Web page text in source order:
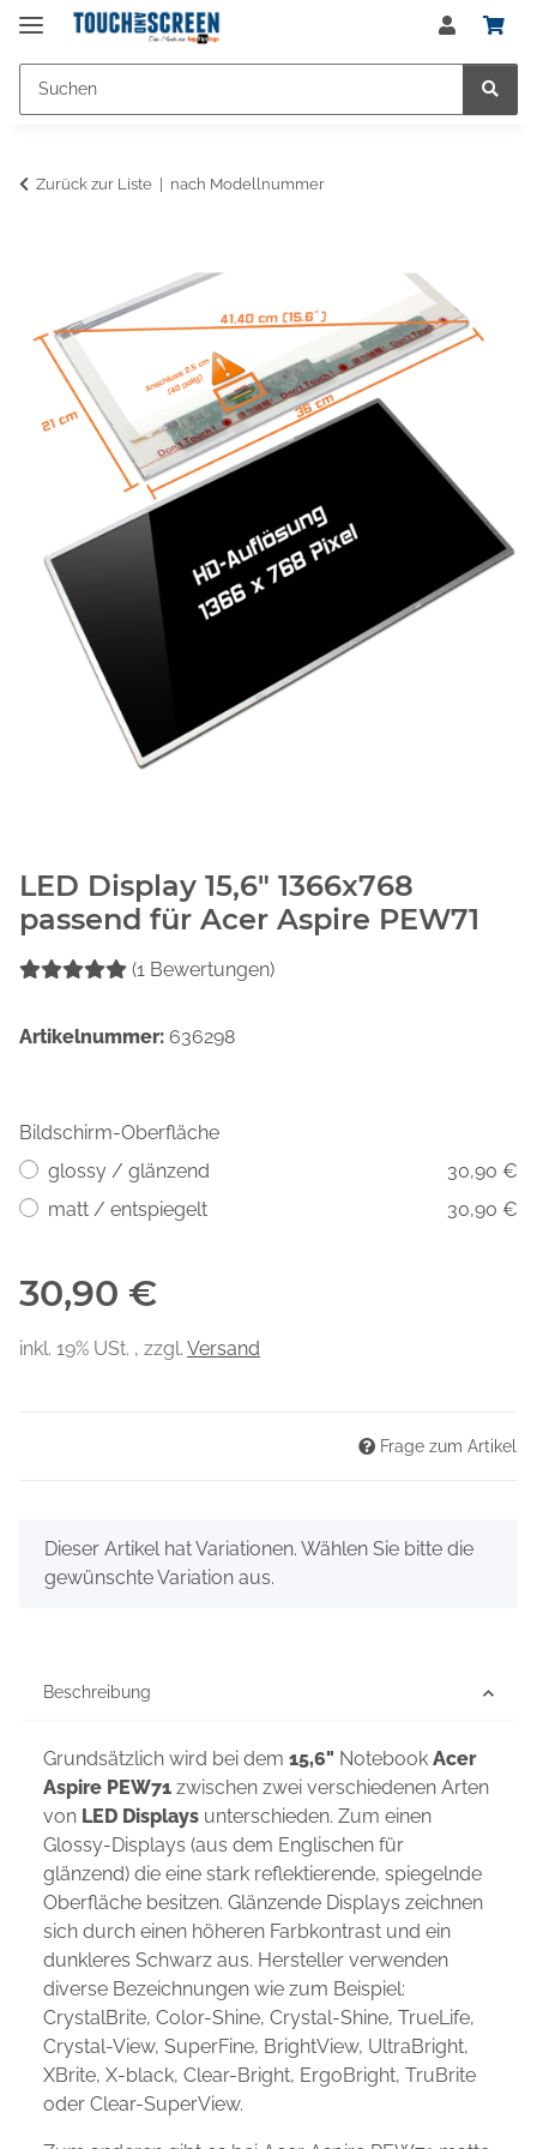
Zurück zur Liste nach Modellnummer
LED Display 15,6" 1366x768
passend für Acer Aspire PEW71
(1 Bewertungen)
Artikelnummer: 636298
Bildschirm-Oberfläche
glossy / glänzend
30,90 €
matt / entspiegelt
30,90 €
30,90 €
inkl. 19% USt. , zzgl. Versand
Frage zum Artikel
x
Dieser Artikel hat Variationen. Wählen Sie bitte die
gewünschte Variation aus.
Beschreibung
Grundsätzlich wird bei dem 15,6" Notebook Acer
Aspire PEW71 zwischen zwei verschiedenen Arten
von LED Displays unterschieden. Zum einen
Glossy-Displays (aus dem Englischen für
glänzend) die eine stark reflektierende, spiegelnde
Oberfläche besitzen. Glänzende Displays zeichnen
sich durch einen höheren Farbkontrast und ein
dunkleres Schwarz aus. Hersteller verwenden
diverse Bezeichnungen wie zum Beispiel:
CrystalBrite, Color-Shine, Crystal-Shine, TrueLife,
Crystal-View, SuperFine, BrightView, UltraBright,
XBrite, X-black, Clear-Bright, ErgoBright, TruBrite
oder Clear-SuperView.